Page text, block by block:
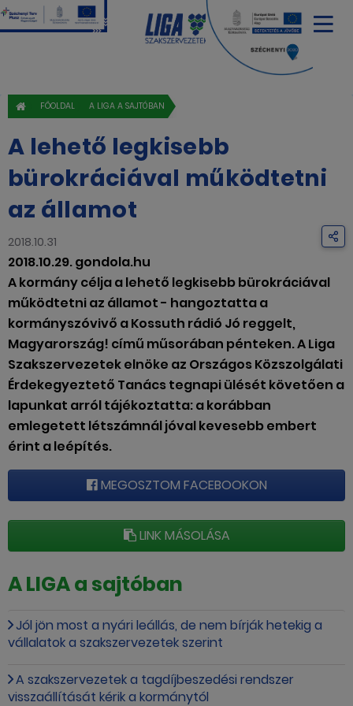
FŐOLDAL A LIGA A SAJTÓBAN
A lehető legkisebb
bürokráciával működtetni
az államot
2018.10.31
2018.10.29. gondola.hu
A kormány célja a lehető legkisebb bürokráciával
működtetni az államot - hangoztatta a
kormányszóvivő a Kossuth rádió Jó reggelt,
Magyarország! című műsorában pénteken. A Liga
Szakszervezetek elnöke az Országos Közszolgálati
Érdekegyeztető Tanács tegnapi ülését követően a
lapunkat arról tájékoztatta: a korábban
emlegetett létszámnál jóval kevesebb embert
érint a leépítés.
MEGOSZTOM FACEBOOKON
LINK MÁSOLÁSA
A LIGA a sajtóban
Jól jön most a nyári leállás, de nem bírják hetekig a
vállalatok a szakszervezetek szerint
A szakszervezetek a tagdíjbeszedési rendszer
visszaállítását kérik a kormánytól